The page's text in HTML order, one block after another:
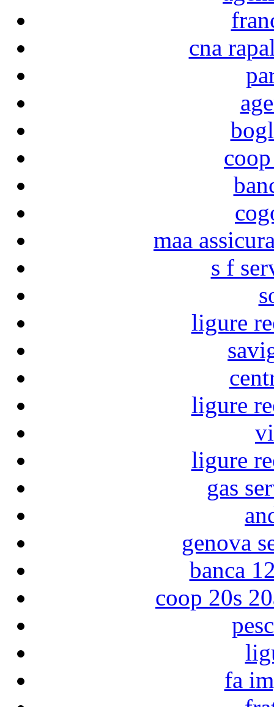
cna
maa
s f
ligure
ligure
ligure
gas
genova
banca
coop 20s
fa